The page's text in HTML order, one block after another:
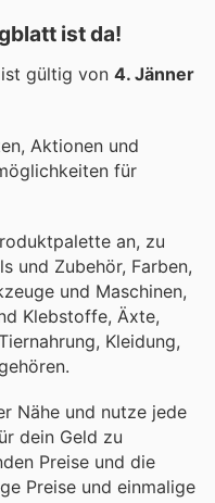
ist da!
gültig von 4. Jänner
Aktionen und
für
an, zu
und Zubehör, Farben,
und Maschinen,
Klebstoffe, Äxte,
Kleidung,
Nähe und nutze jede
dein Geld zu
Preise und die
Preise und einmalige